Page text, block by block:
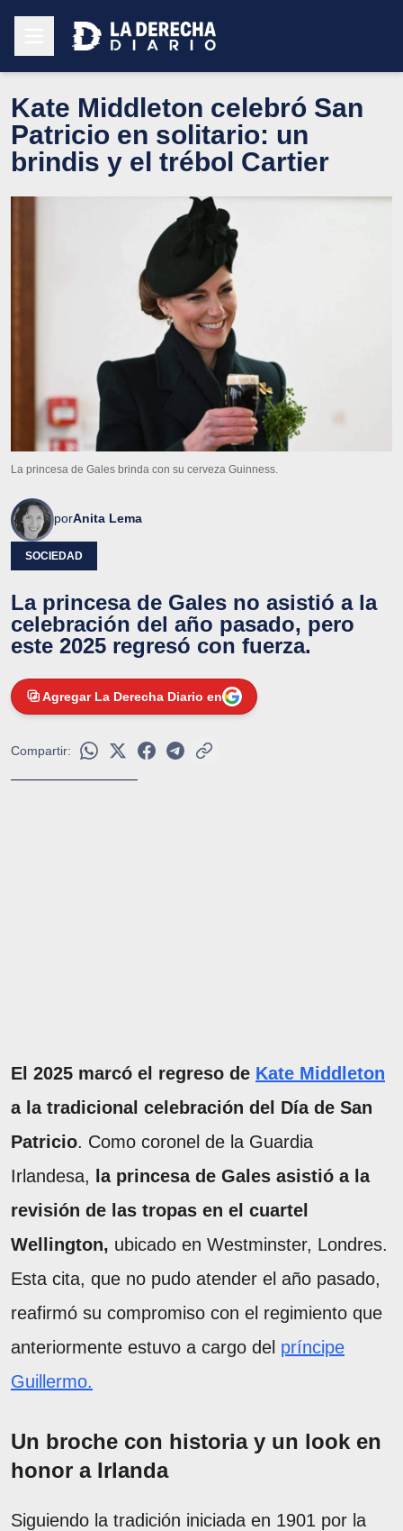
Kate Middleton celebró San
Patricio en solitario: un
brindis y el trébol Cartier
La princesa de Gales brinda con su cerveza Guinness.
porAnita Lema
SOCIEDAD
La princesa de Gales no asistió a la
celebración del año pasado, pero
este 2025 regresó con fuerza.
Agregar La Derecha Diario en
Compartir:
El 2025 marcó el regreso de Kate Middleton
a la tradicional celebración del Día de San
Patricio. Como coronel de la Guardia
Irlandesa, la princesa de Gales asistió a la
revisión de las tropas en el cuartel
Wellington, ubicado en Westminster, Londres.
Esta cita, que no pudo atender el año pasado,
reafirmó su compromiso con el regimiento que
anteriormente estuvo a cargo del príncipe
Guillermo.
Un broche con historia y un look en
honor a Irlanda
Siguiendo la tradición iniciada en 1901 por la